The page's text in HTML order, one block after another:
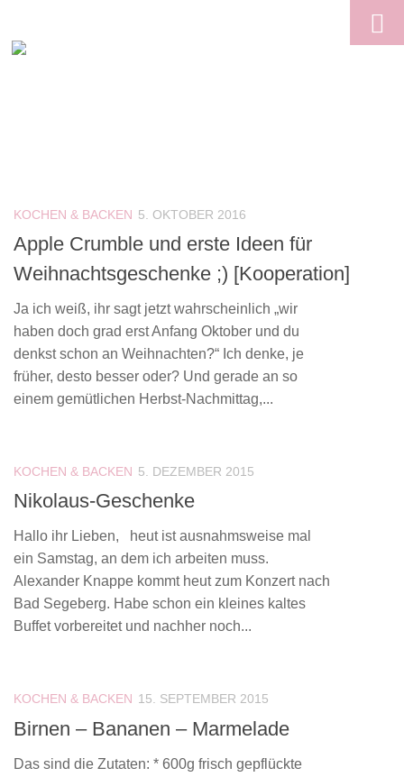
KOCHEN & BACKEN 5. OKTOBER 2016
Apple Crumble und erste Ideen für
Weihnachtsgeschenke ;) [Kooperation]
Ja ich weiß, ihr sagt jetzt wahrscheinlich „wir
haben doch grad erst Anfang Oktober und du
denkst schon an Weihnachten?“ Ich denke, je
früher, desto besser oder? Und gerade an so
einem gemütlichen Herbst-Nachmittag,...
KOCHEN & BACKEN 5. DEZEMBER 2015
Nikolaus-Geschenke
Hallo ihr Lieben, heut ist ausnahmsweise mal
ein Samstag, an dem ich arbeiten muss.
Alexander Knappe kommt heut zum Konzert nach
Bad Segeberg. Habe schon ein kleines kaltes
Buffet vorbereitet und nachher noch...
KOCHEN & BACKEN 15. SEPTEMBER 2015
Birnen – Bananen – Marmelade
Das sind die Zutaten: * 600g frisch gepflückte